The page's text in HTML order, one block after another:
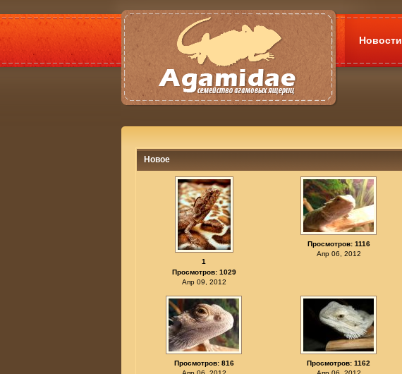
Новости
Новое
1
Просмотров: 1029
Апр 09, 2012
Просмотров: 1116
Апр 06, 2012
Просмотров: 816
Просмотров: 1162